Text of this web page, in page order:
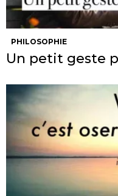
PHILOSOPHIE
Un petit geste